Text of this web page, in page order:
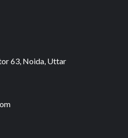
63, Noida, Uttar